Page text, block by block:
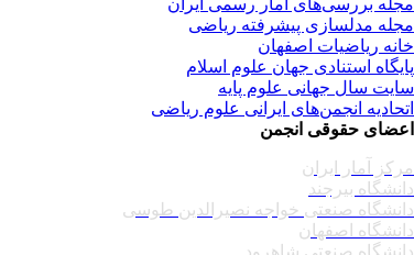
مجله بررسی‌های آمار رسمی ایران
مجله مدلسازی پیشرفته ریاضی
خانه ریاضیات اصفهان
پایگاه استنادی جهان علوم اسلام
سایت سال جهانی علوم پایه
اتحادیه انجمن‌های ایرانی علوم ریاضی
اعضای حقوقی انجمن
مرکز آمار ایران
دانشگاه بیرجند
دانشگاه صنعتی خواجه نصیرالدین طوسی
دانشگاه اصفهان
دانشگاه صنعتی شاهرود